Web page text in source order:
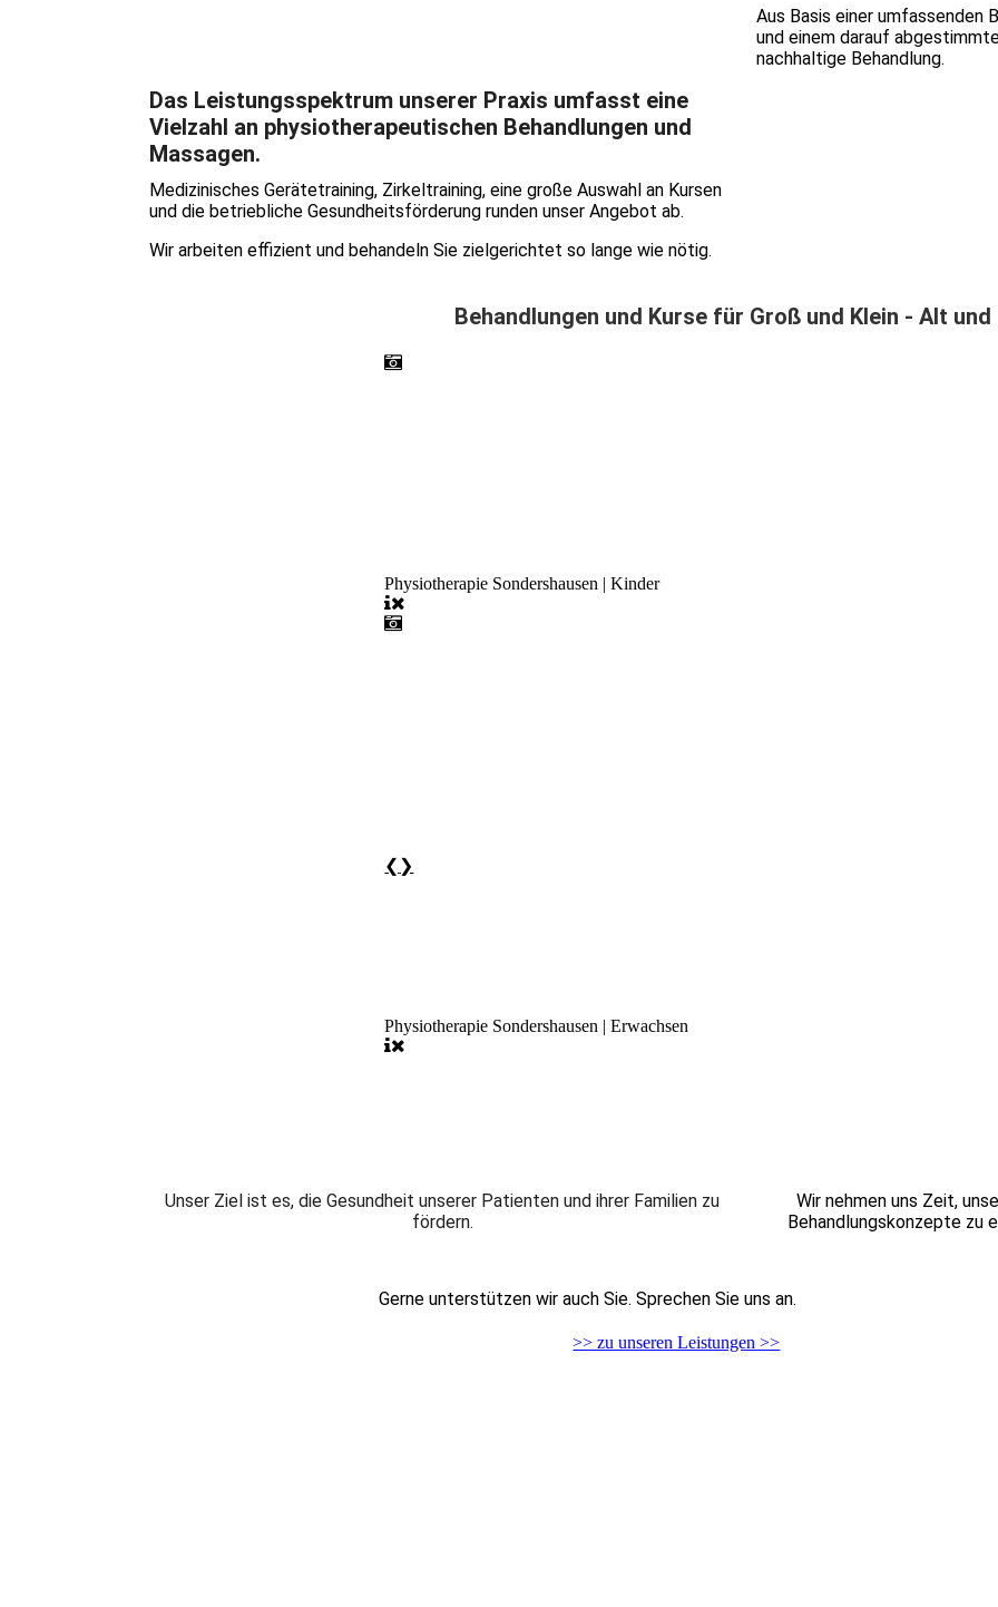
Aus Basis einer umfassenden
und einem darauf
nachhaltige Behandlung.
Das Leistungsspektrum unserer Praxis umfasst eine
Vielzahl an physiotherapeutischen Behandlungen und
Massagen.
Medizinisches Gerätetraining, Zirkeltraining, eine große Auswahl an Kursen
und die betriebliche Gesundheitsförderung runden unser Angebot ab.
Wir arbeiten effizient und behandeln Sie zielgerichtet so lange wie nötig.
Behandlungen und Kurse für Groß und Klein - Alt
Physiotherapie Sondershausen | Kinder
❮ ❯
Physiotherapie Sondershausen | Erwachsen
Unser Ziel ist es, die Gesundheit unserer Patienten und ihrer Familien zu
fördern.
Wir nehmen uns Zeit,
Behandlungskonzepte zu
Gerne unterstützen wir auch Sie. Sprechen Sie uns an.
>> zu unseren Leistungen >>